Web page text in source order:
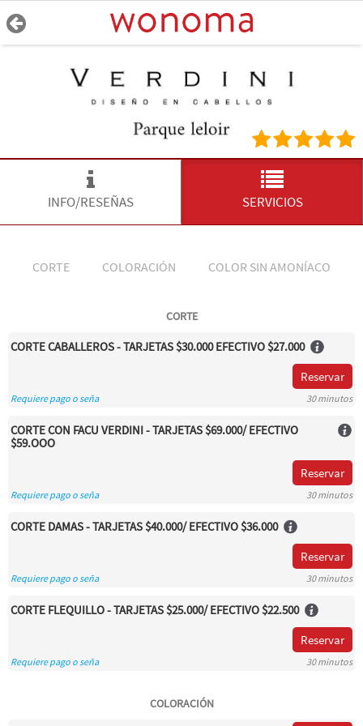
INFO/RESEÑAS SERVICIOS
CORTE COLORACIÓN COLOR SIN AMONÍACO
CORTE
CORTE CABALLEROS - TARJETAS $30.000 EFECTIVO $27.000
Reservar
Requiere pago o seña 30 minutos
CORTE CON FACU VERDINI - TARJETAS $69.000/ EFECTIVO
$59.OOO
Reservar
Requiere pago o seña 30 minutos
CORTE DAMAS - TARJETAS $40.000/ EFECTIVO $36.000
Reservar
Requiere pago o seña 30 minutos
CORTE FLEQUILLO - TARJETAS $25.000/ EFECTIVO $22.500
Reservar
Requiere pago o seña 30 minutos
COLORACIÓN